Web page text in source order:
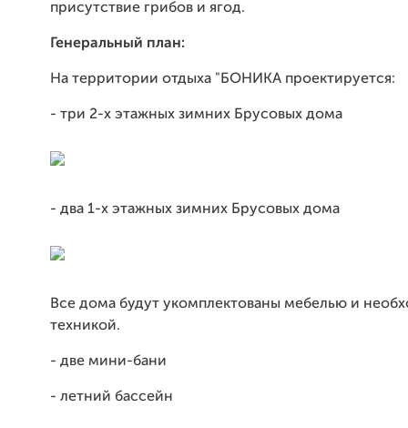
присутствие грибов и ягод.
Генеральный план:
На территории отдыха "БОНИКА проектируется:
- три 2-х этажных зимних Брусовых дома
- два 1-х этажных зимних Брусовых дома
Все дома будут укомплектованы мебелью и
техникой.
- две мини-бани
- летний бассейн